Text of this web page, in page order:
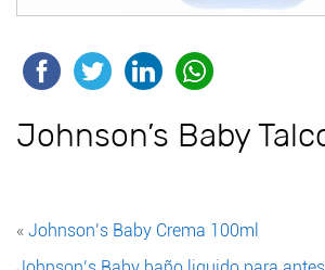
Johnson’s Baby
« Johnson’s Baby Crema 100ml